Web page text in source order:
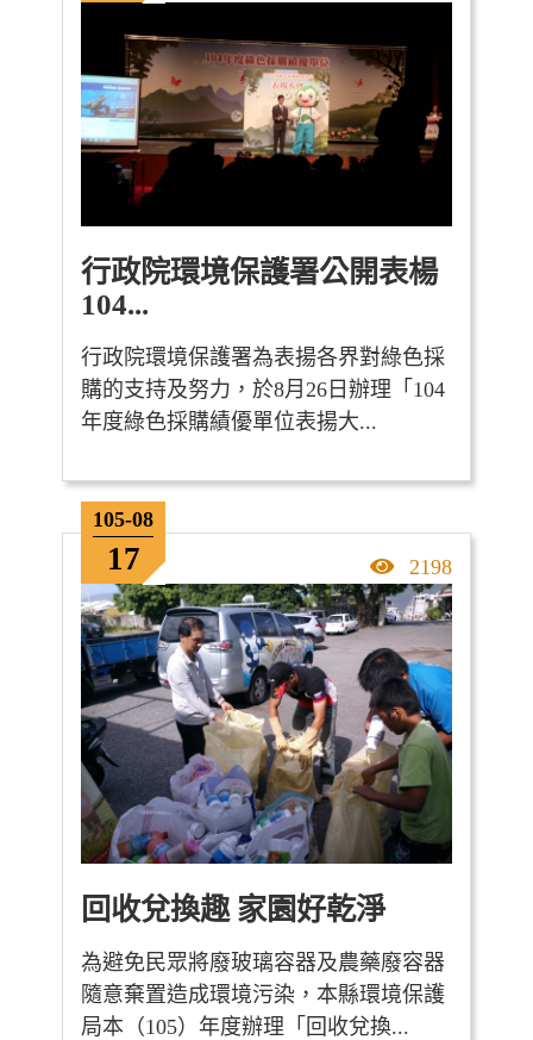
行政院環境保護署公開表楊
104...
行政院環境保護署為表揚各界對綠色採
購的支持及努力，於8月26日辦理「104
年度綠色採購績優單位表揚大...
105-08
17 點擊率
2198
回收兌換趣 家園好乾淨
為避免民眾將廢玻璃容器及農藥廢容器
隨意棄置造成環境污染，本縣環境保護
局本（105）年度辦理「回收兌換...